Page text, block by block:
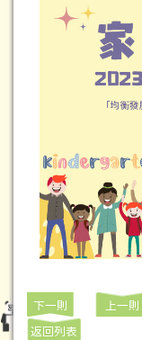
下一則
上一則
返回列表